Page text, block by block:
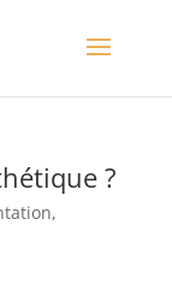
?
,